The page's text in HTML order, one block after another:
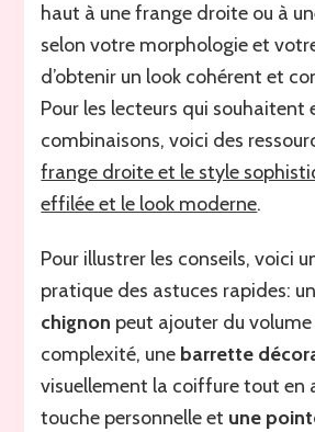
haut à une frange droite ou à
selon votre morphologie et
d’obtenir un look cohérent et
Pour les lecteurs qui souhaitent
combinaisons, voici des
frange droite et le style
effilée et le look moderne.
Pour illustrer les conseils, voici
pratique des astuces rapides: un
chignon peut ajouter du volume
complexité, une barrette
visuellement la coiffure tout en
touche personnelle et une